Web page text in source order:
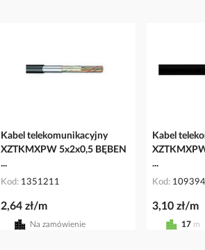
Kabel telekomunikacyjny
XZTKMXPW 5x2x0,5 BĘBEN
...
Kod 1351211
2,64 zł/m
Na zamówienie
Kabel
...
Kod
3,10 zł/m
17 m